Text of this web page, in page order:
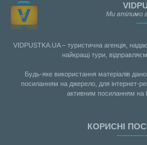
Ми втілимо
VIDPUSTKA.UA – туристична агенція,
найкращі тури,
Будь-яке використання матеріалів
посиланням на джерело, для інтернет-
активним посиланням на
КОРИСНІ